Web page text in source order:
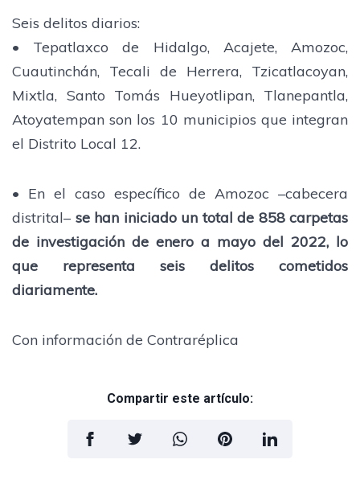
Seis delitos diarios:
• Tepatlaxco de Hidalgo, Acajete, Amozoc,
Cuautinchán, Tecali de Herrera, Tzicatlacoyan,
Mixtla, Santo Tomás Hueyotlipan, Tlanepantla,
Atoyatempan son los 10 municipios que integran
el Distrito Local 12.
• En el caso específico de Amozoc –cabecera
distrital– se han iniciado un total de 858 carpetas
de investigación de enero a mayo del 2022, lo
que representa seis delitos cometidos
diariamente.
Con información de Contraréplica
Compartir este artículo: